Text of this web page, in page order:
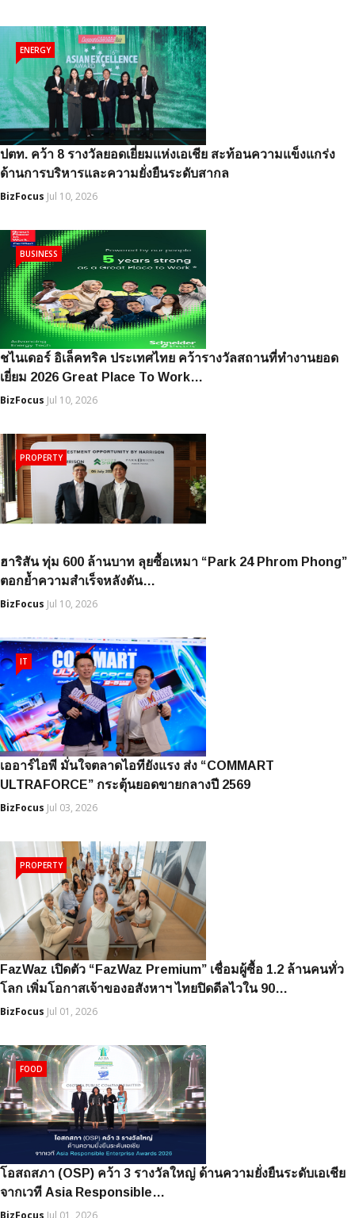
ปตท. คว้า 8 รางวัลยอดเยี่ยมแห่งเอเชีย สะท้อนความแข็งแกร่ง
ด้านการบริหารและความยั่งยืนระดับสากล
BizFocus Jul 10, 2026
ENERGY
ชไนเดอร์ อิเล็คทริค ประเทศไทย คว้ารางวัลสถานที่ทำงานยอด
เยี่ยม 2026 Great Place To Work…
BizFocus Jul 10, 2026
BUSINESS
ฮาริสัน ทุ่ม 600 ล้านบาท ลุยซื้อเหมา “Park 24 Phrom Phong”
ตอกย้ำความสำเร็จหลังดัน…
BizFocus Jul 10, 2026
PROPERTY
เออาร์ไอพี มั่นใจตลาดไอทียังแรง ส่ง “COMMART
ULTRAFORCE” กระตุ้นยอดขายกลางปี 2569
BizFocus Jul 03, 2026
IT
FazWaz เปิดตัว “FazWaz Premium” เชื่อมผู้ซื้อ 1.2 ล้านคนทั่ว
โลก เพิ่มโอกาสเจ้าของอสังหาฯ ไทยปิดดีลไวใน 90…
BizFocus Jul 01, 2026
PROPERTY
โอสถสภา (OSP) คว้า 3 รางวัลใหญ่ ด้านความยั่งยืนระดับเอเชีย
จากเวที Asia Responsible…
BizFocus Jul 01, 2026
FOOD